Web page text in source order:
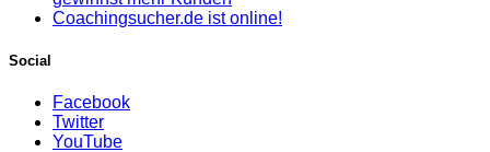
Coachingsucher.de ist online!
Social
Facebook
Twitter
YouTube